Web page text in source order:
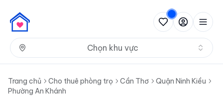
Chọn khu vực
Trang chủ Cho thuê phòng trọ Cần Thơ
Quận Ninh Kiều
Phường An Khánh